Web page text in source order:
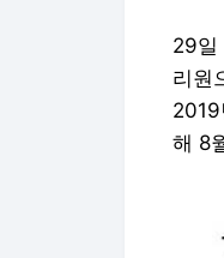
29일
리원
해 8